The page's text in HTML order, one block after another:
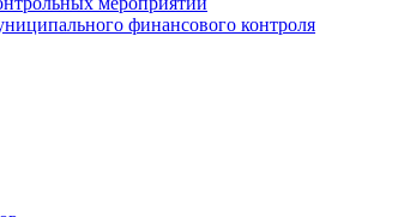
финансового контроля